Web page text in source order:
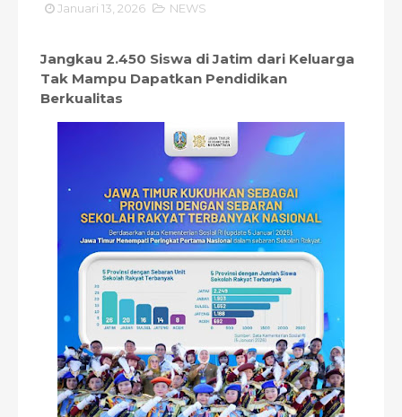
Januari 13, 2026 NEWS
Jangkau 2.450 Siswa di Jatim dari Keluarga
Tak Mampu Dapatkan Pendidikan
Berkualitas